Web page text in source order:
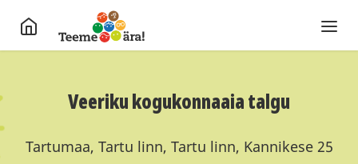
Veeriku kogukonnaaia talgu
Tartumaa, Tartu linn, Tartu linn, Kannikese 25